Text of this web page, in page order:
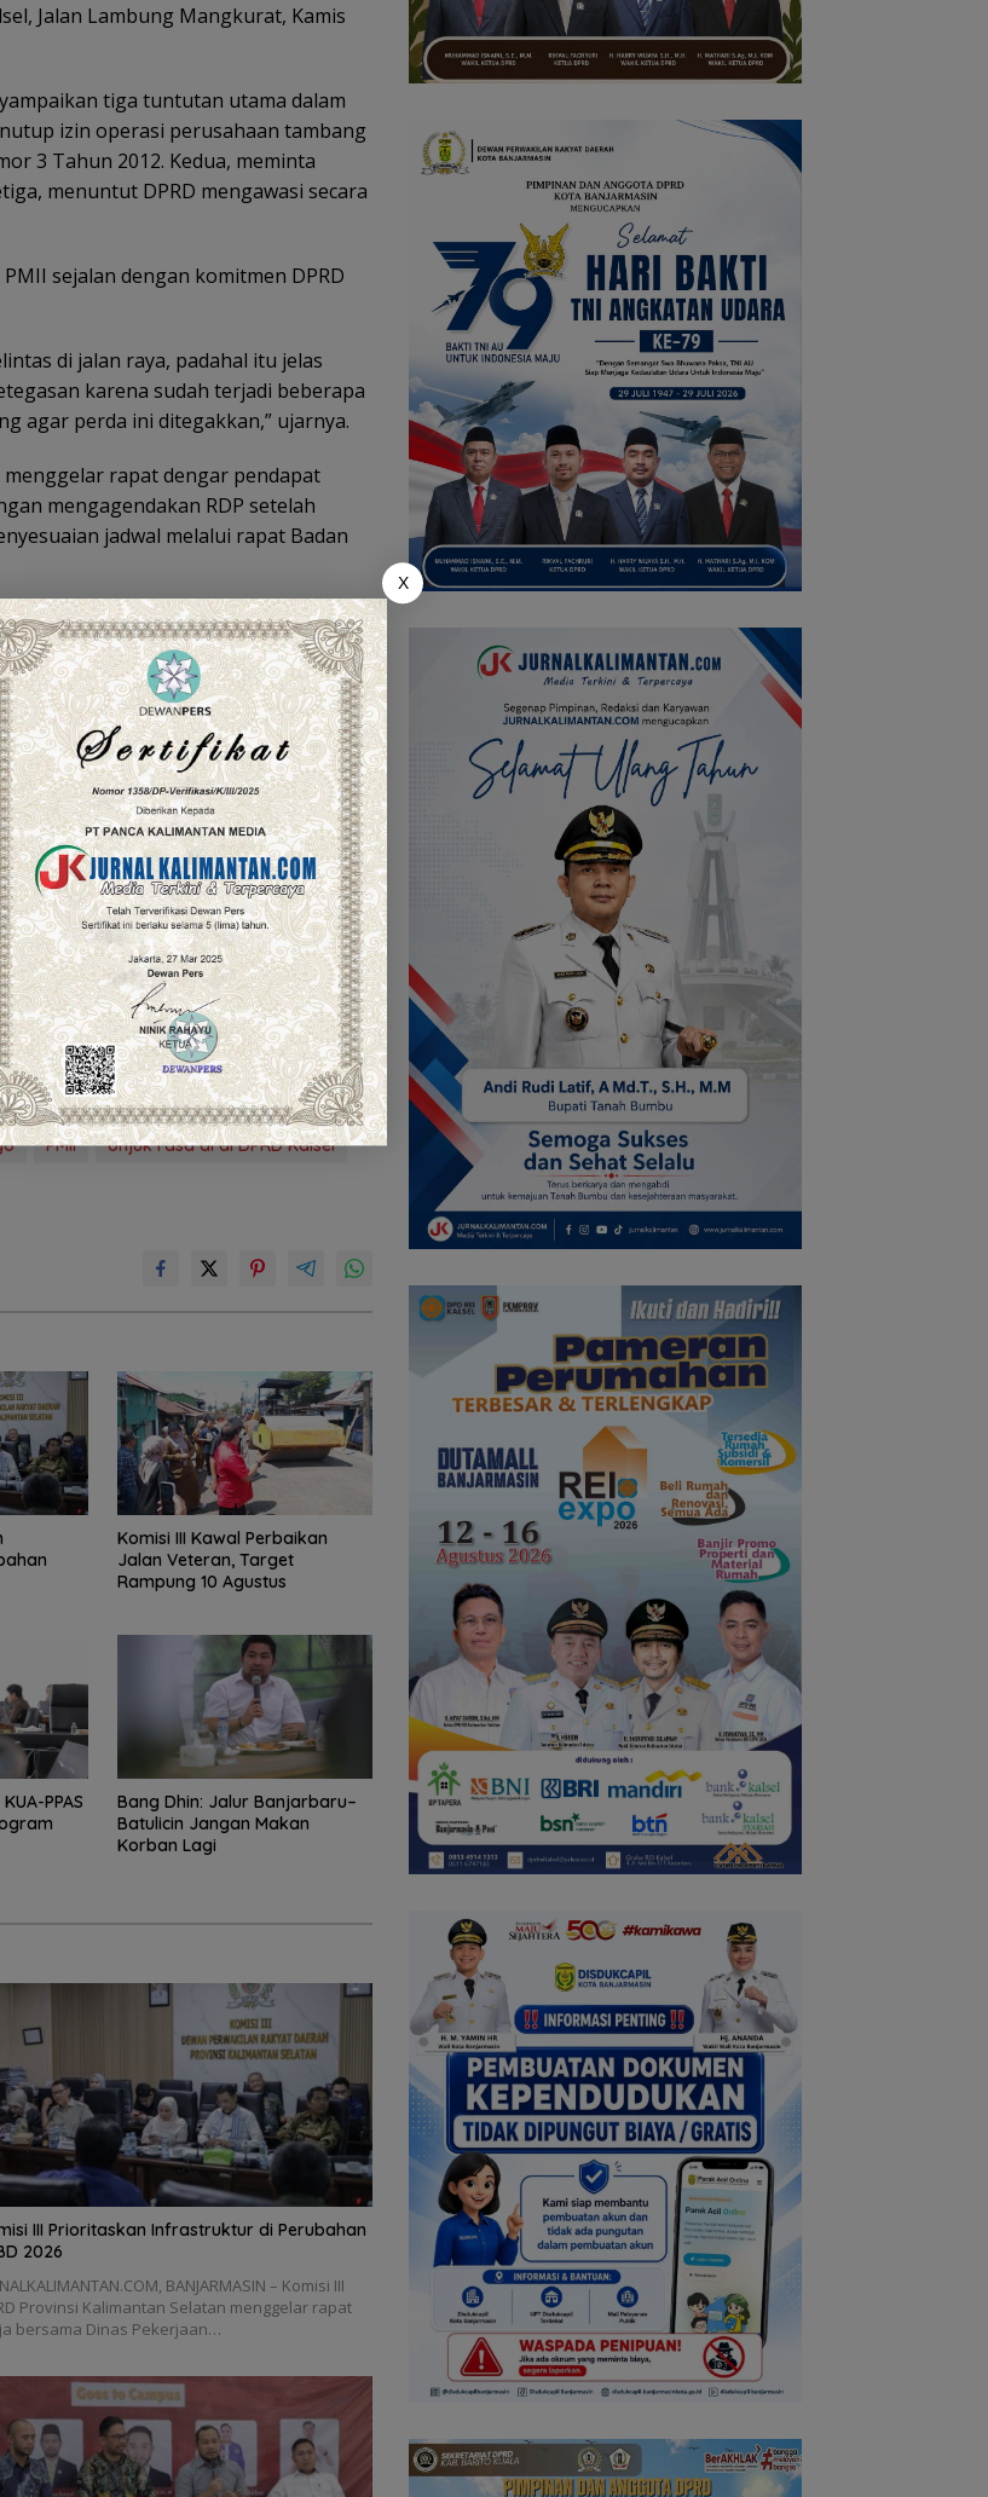
Jalan Lambung Mangkurat, Kamis
tiga tuntutan utama dalam
izin operasi perusahaan tambang
3 Tahun 2012. Kedua, meminta
menuntut DPRD mengawasi secara
sejalan dengan komitmen DPRD
di jalan raya, padahal itu jelas
karena sudah terjadi beberapa
agar perda ini ditegakkan,” ujarnya.
rapat dengar pendapat
mengagendakan RDP setelah
jadwal melalui rapat Badan
sebenarnya telah dilakukan
dan aparat penegak hukum
“Penegakan ini, insya Allah, di tahun
soal kepatuhan hukum, tetapi juga
daerah dan aparat segera
tidak terus berulang.(YUN)
10 Agustus
Banua
Berdampak
Lagi
PMII
Unjuk rasa di di DPRD Kalsel
Komisi III Kawal Perbaikan
Jalan Veteran, Target
Rampung 10 Agustus
PPAS
Bang Dhin: Jalur Banjarbaru–
Batulicin Jangan Makan
Korban Lagi
III Prioritaskan Infrastruktur di Perubahan
2026
BANJARMASIN – Komisi III
Provinsi Kalimantan Selatan menggelar rapat
bersama Dinas Pekerjaan…
X